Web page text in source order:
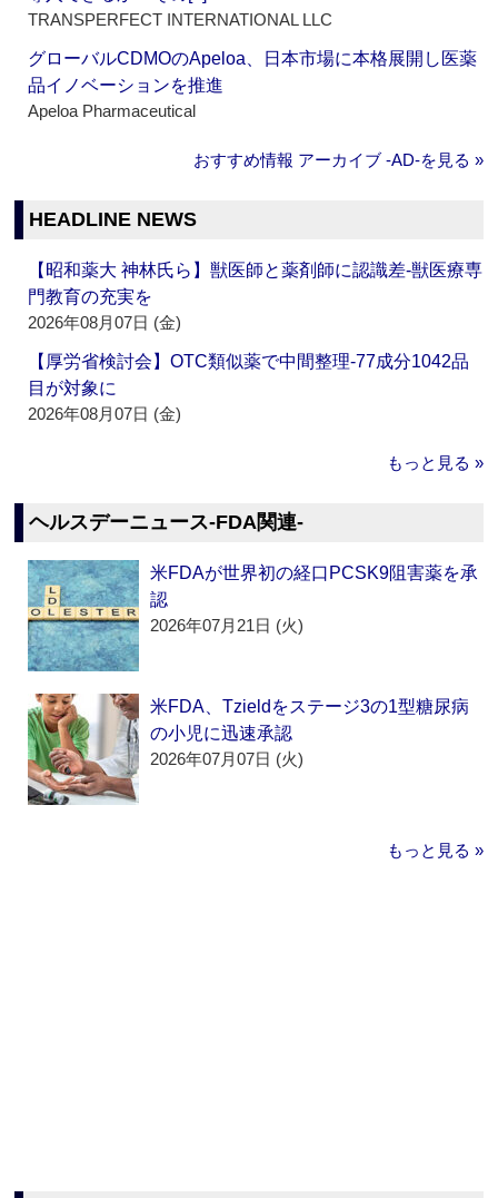
TRANSPERFECT INTERNATIONAL LLC
グローバルCDMOのApeloa、日本市場に本格展開し医薬
品イノベーションを推進
Apeloa Pharmaceutical
おすすめ情報 アーカイブ ‐AD‐を見る »
HEADLINE NEWS
【昭和薬大 神林氏ら】獣医師と薬剤師に認識差‐獣医療専
門教育の充実を
2026年08月07日 (金)
【厚労省検討会】OTC類似薬で中間整理‐77成分1042品
目が対象に
2026年08月07日 (金)
もっと見る »
ヘルスデーニュース‐FDA関連‐
米FDAが世界初の経口PCSK9阻害薬を承
認
2026年07月21日 (火)
米FDA、Tzieldをステージ3の1型糖尿病
の小児に迅速承認
2026年07月07日 (火)
もっと見る »